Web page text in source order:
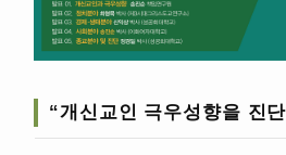
“개신교인 극우성향을 진